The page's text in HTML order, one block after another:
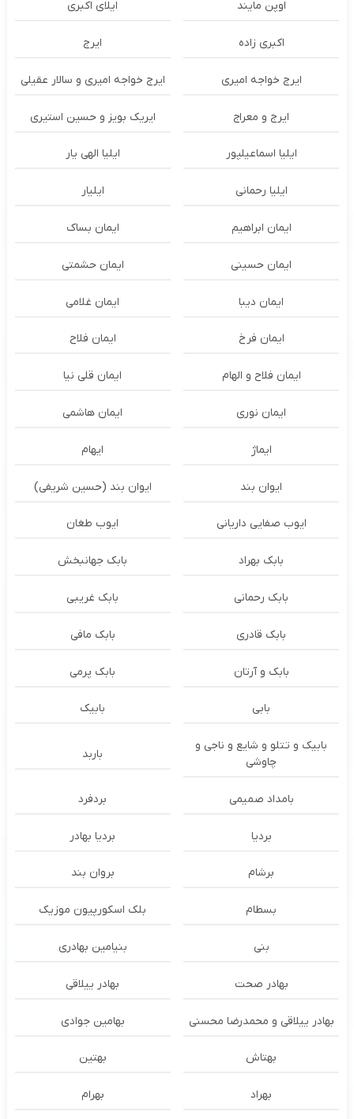
اوپن مایند ايلاى اكبرى
اکبری زاده ایرج
ایرج خواجه امیری ایرج خواجه امیری و سالار عقیلی
ایرج و معراج ایریک بویز و حسین استیری
ایلیا اسماعیلپور ایلیا الهی یار
ایلیا رحمانی ایلیار
ایمان ابراهیم ایمان بساک
ایمان حسینی ایمان حشمتی
ایمان دیبا ایمان غلامی
ایمان فرخ ایمان فلاح
ایمان فلاح و الهام ایمان قلی نیا
ایمان نوری ایمان هاشمی
ایماژ ایهام
ایوان بند ایوان بند (حسین شریفی)
ایوب صفایی داریانی ایوب طغان
بابک بهراد بابک جهانبخش
بابک رحمانی بابک غریبی
بابک قادری بابک مافی
بابک و آرتان بابک پرمی
بابی بابیک
بابیک و تتلو و شایع و ناجی و
چاوشی
باربد
بامداد صمیمی بردفرد
بردیا بردیا بهادر
برشام بروان بند
بسطام بلک اسکورپیون موزیک
بنی بنیامین بهادری
بهادر صحت بهادر ییلاقی
بهادر ییلاقی و محمدرضا محسنی بهامین جوادی
بهتاش بهتین
بهراد بهرام